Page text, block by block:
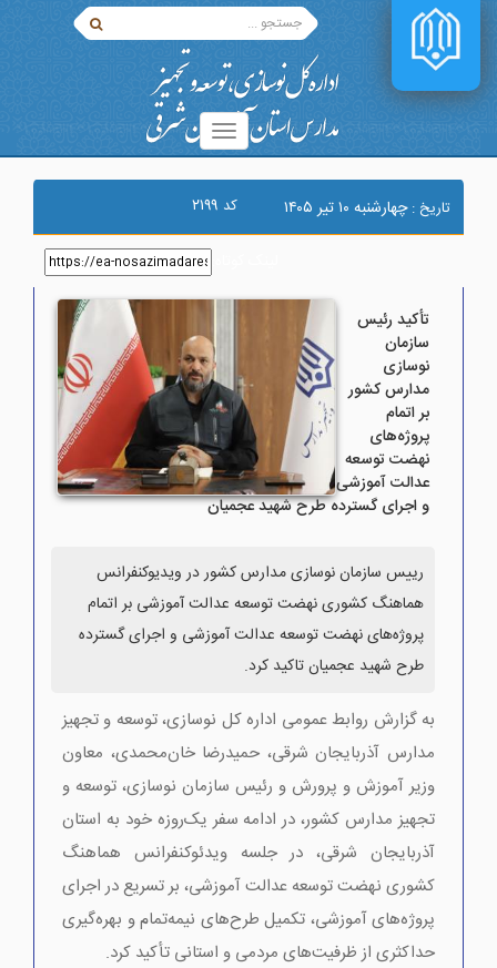
تاریخ :چهارشنبه ۱۰ تير ۱۴۰۵ کد ۲۱۹۹
تأکید رئیس
سازمان
نوسازی
مدارس کشور
بر اتمام
پروژه‌های
نهضت توسعه
عدالت آموزشی
و اجرای گسترده طرح شهید عجمیان
رییس سازمان نوسازی مدارس کشور در ویدیوکنفرانس
هماهنگ کشوری نهضت توسعه عدالت آموزشی بر اتمام
پروژه‌های نهضت توسعه عدالت آموزشی و اجرای گسترده
طرح شهید عجمیان تاکید کرد.
به گزارش روابط عمومی اداره کل نوسازی، توسعه و تجهیز
مدارس آذربایجان شرقی، حمیدرضا خان‌محمدی، معاون
وزیر آموزش و پرورش و رئیس سازمان نوسازی، توسعه و
تجهیز مدارس کشور، در ادامه سفر یک‌روزه خود به استان
آذربایجان شرقی، در جلسه ویدئوکنفرانس هماهنگ
کشوری نهضت توسعه عدالت آموزشی، بر تسریع در اجرای
پروژه‌های آموزشی، تکمیل طرح‌های نیمه‌تمام و بهره‌گیری
حداکثری از ظرفیت‌های مردمی و استانی تأکید کرد.